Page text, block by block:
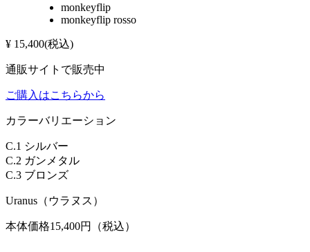
monkeyflip
monkeyflip rosso
¥ 15,400(税込)
通販サイトで販売中
ご購入はこちらから
カラーバリエーション
C.1 シルバー
C.2 ガンメタル
C.3 ブロンズ
Uranus（ウラヌス）
本体価格15,400円（税込）